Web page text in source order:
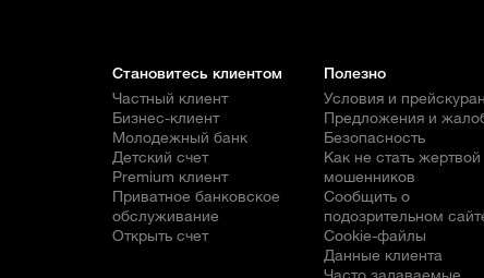
Становитесь клиентом
Частный клиент
Бизнес-клиент
Молодежный банк
Детский счет
Premium клиент
Приватное банковское
обслуживание
Открыть счет
Полезно
Условия и
Предложения и
Безопасность
Как не стать жертвой
мошенников
Сообщить о
подозрительном
Cookie-файлы
Данные клиента